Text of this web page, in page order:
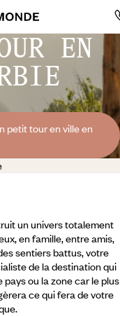
EN
petit tour en ville en
un univers totalement
en famille, entre amis,
sentiers battus, votre
de la destination qui
ou la zone car le plus
ce qui fera de votre